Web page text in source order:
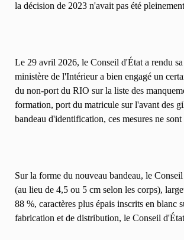
la décision de 2023 n'avait pas été
Le 29 avril 2026, le Conseil d'État a rendu
ministère de l'Intérieur a bien engagé un
du non-port du RIO sur la liste des
formation, port du matricule sur l'avant des
bandeau d'identification, ces mesures ne
Sur la forme du nouveau bandeau, le
(au lieu de 4,5 ou 5 cm selon les corps),
88 %, caractères plus épais inscrits en
fabrication et de distribution, le Conseil